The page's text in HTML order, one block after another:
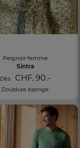
Peignoir femme
Sintra
Dès CHF. 90.-
Doublure éponge